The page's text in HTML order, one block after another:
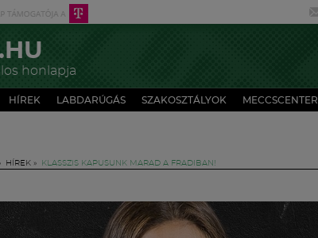
honlapja
HÍREK LABDARÚGÁS SZAKOSZTÁLYOK MECCSCENTER
HÍREK » KLASSZIS KAPUSUNK MARAD A FRADIBAN!